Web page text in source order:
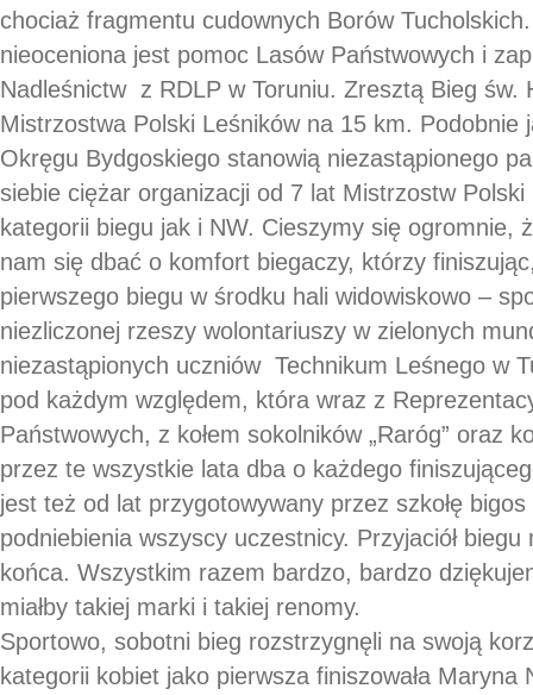
chociaż fragmentu cudownych Borów
nieoceniona jest pomoc Lasów Państwowych i
Nadleśnictw z RDLP w Toruniu. Zresztą Bieg św.
Mistrzostwa Polski Leśników na 15 km. Podobnie
Okręgu Bydgoskiego stanowią niezastąpionego
siebie ciężar organizacji od 7 lat Mistrzostw
kategorii biegu jak i NW. Cieszymy się ogromnie,
nam się dbać o komfort biegaczy, którzy
pierwszego biegu w środku hali widowiskowo –
niezliczonej rzeszy wolontariuszy w zielonych
niezastąpionych uczniów Technikum Leśnego w
pod każdym względem, która wraz z
Państwowych, z kołem sokolników „Raróg” oraz
przez te wszystkie lata dba o każdego
jest też od lat przygotowywany przez szkołę
podniebienia wszyscy uczestnicy. Przyjaciół
końca. Wszystkim razem bardzo, bardzo
miałby takiej marki i takiej renomy.
Sportowo, sobotni bieg rozstrzygnęli na swoją
kategorii kobiet jako pierwsza finiszowała Maryna